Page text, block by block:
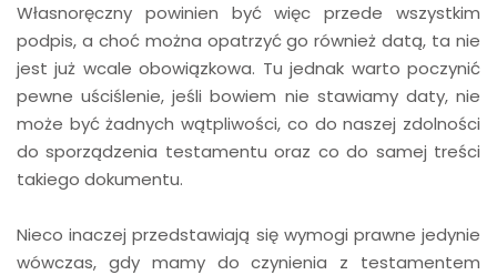
Własnoręczny powinien być więc przede wszystkim
podpis, a choć można opatrzyć go również datą, ta nie
jest już wcale obowiązkowa. Tu jednak warto poczynić
pewne uściślenie, jeśli bowiem nie stawiamy daty, nie
może być żadnych wątpliwości, co do naszej zdolności
do sporządzenia testamentu oraz co do samej treści
takiego dokumentu.
Nieco inaczej przedstawiają się wymogi prawne jedynie
wówczas, gdy mamy do czynienia z testamentem